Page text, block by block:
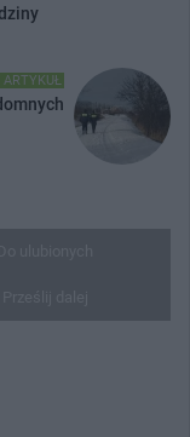
ARTYKUŁ